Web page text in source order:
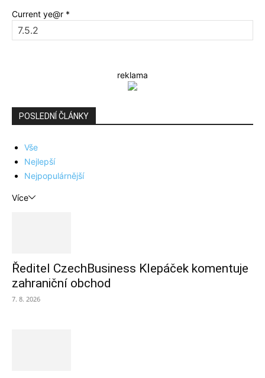
Current ye@r *
reklama
POSLEDNÍ ČLÁNKY
Vše
Nejlepší
Nejpopulárnější
Více
Ředitel CzechBusiness Klepáček komentuje
zahraniční obchod
7. 8. 2026